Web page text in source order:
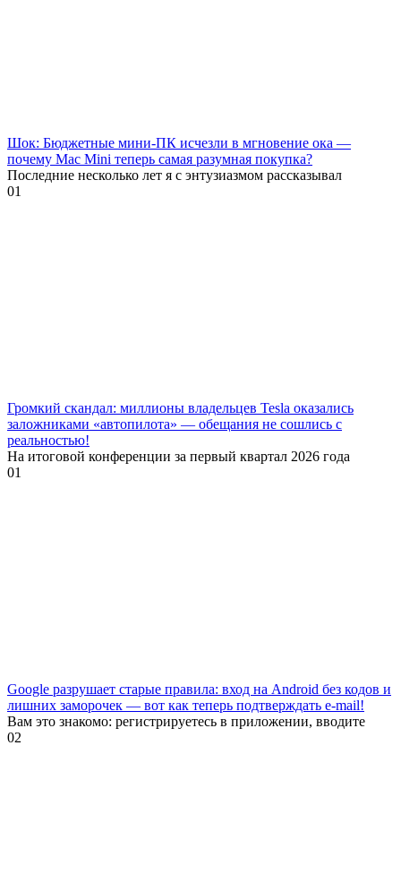
Шок: Бюджетные мини-ПК исчезли в мгновение ока —
почему Mac Mini теперь самая разумная покупка?
Последние несколько лет я с энтузиазмом рассказывал
01
Громкий скандал: миллионы владельцев Tesla оказались
заложниками «автопилота» — обещания не сошлись с
реальностью!
На итоговой конференции за первый квартал 2026 года
01
Google разрушает старые правила: вход на Android без кодов и
лишних заморочек — вот как теперь подтверждать e-mail!
Вам это знакомо: регистрируетесь в приложении, вводите
02